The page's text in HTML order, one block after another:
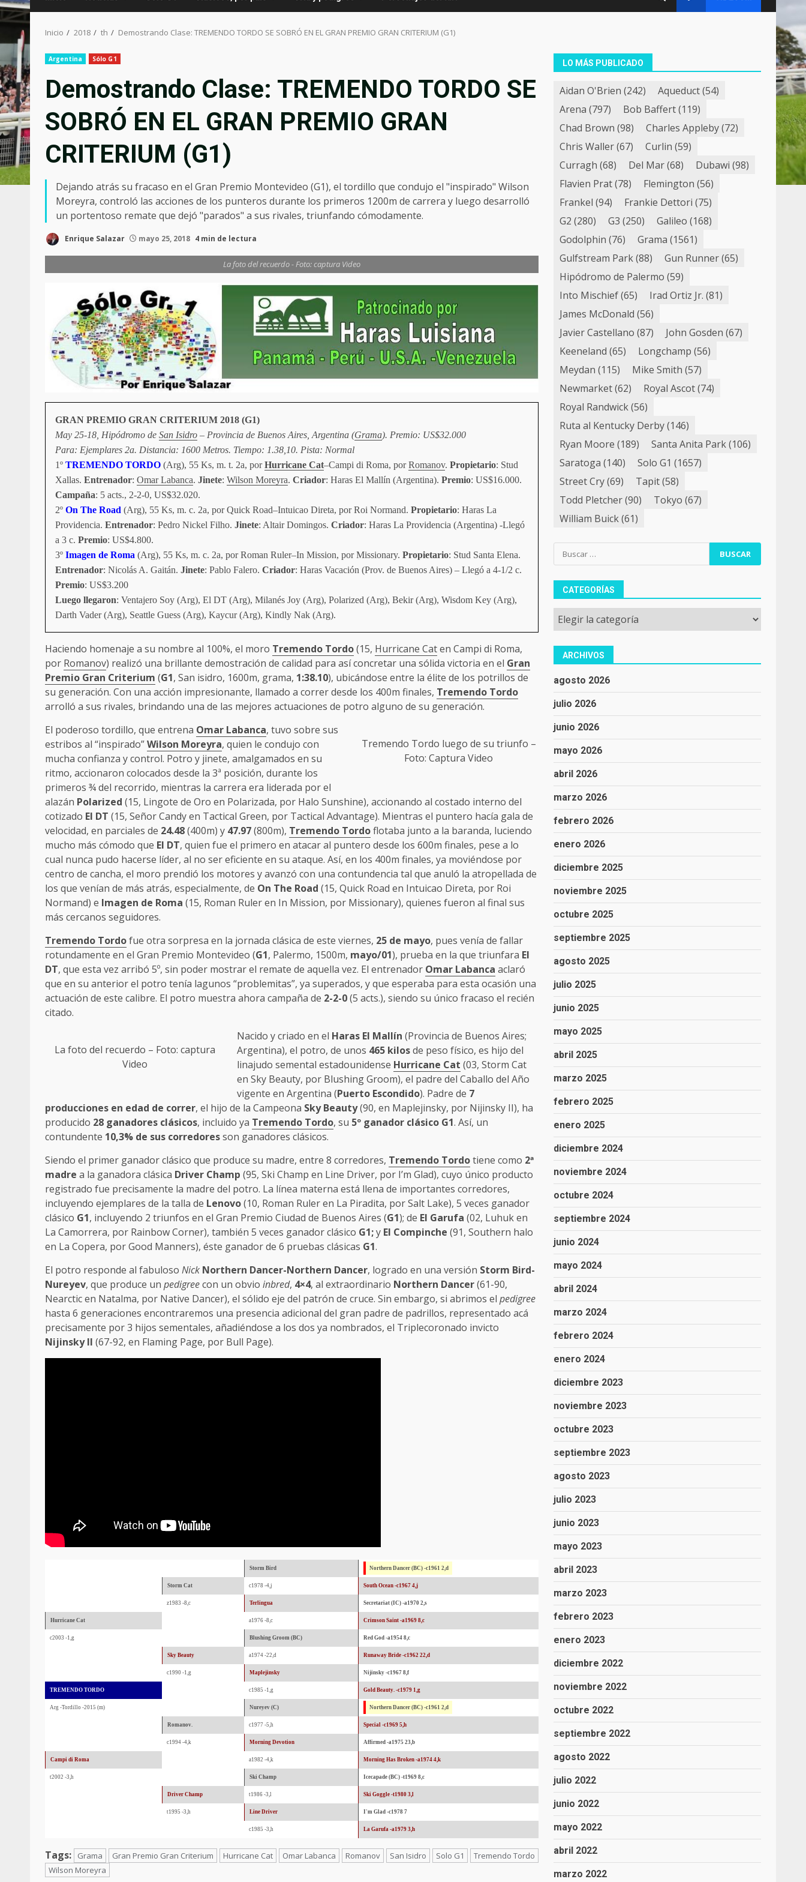
Inicio 2018 th Demostrando Clase: TREMENDO TORDO SE SOBRÓ EN EL GRAN PREMIO GRAN CRITERIUM (G1)
Argentina Sólo G1
Demostrando Clase: TREMENDO TORDO SE
SOBRÓ EN EL GRAN PREMIO GRAN
CRITERIUM (G1)
Dejando atrás su fracaso en el Gran Premio Montevideo (G1), el tordillo que condujo el "inspirado" Wilson
Moreyra, controló las acciones de los punteros durante los primeros 1200m de carrera y luego desarrolló
un portentoso remate que dejó "parados" a sus rivales, triunfando cómodamente.
Enrique Salazar mayo 25, 2018 4 min de lectura
La foto del recuerdo - Foto: captura Video
GRAN PREMIO GRAN CRITERIUM 2018 (G1)
May 25-18, Hipódromo de San Isidro – Provincia de Buenos Aires, Argentina (Grama). Premio: US$32.000
Para: Ejemplares 2a. Distancia: 1600 Metros. Tiempo: 1.38,10. Pista: Normal
1º TREMENDO TORDO (Arg), 55 Ks, m. t. 2a, porHurricane Cat–Campi di Roma, porRomanov. Propietario: Stud
Xallas. Entrenador: Omar Labanca. Jinete: Wilson Moreyra. Criador: Haras El Mallín (Argentina). Premio: US$16.000.
Campaña: 5 acts., 2-2-0, US$32.020.
2º On The Road (Arg), 55 Ks, m. c. 2a, por Quick Road–Intuicao Direta, por Roi Normand. Propietario: Haras La
Providencia. Entrenador: Pedro Nickel Filho. Jinete: Altair Domingos. Criador: Haras La Providencia (Argentina) -Llegó
a 3 c. Premio: US$4.800.
3º Imagen de Roma (Arg), 55 Ks, m. c. 2a, por Roman Ruler–In Mission, por Missionary. Propietario: Stud Santa Elena.
Entrenador: Nicolás A. Gaitán. Jinete: Pablo Falero. Criador: Haras Vacación (Prov. de Buenos Aires) – Llegó a 4-1/2 c.
Premio: US$3.200
Luego llegaron: Ventajero Soy (Arg), El DT (Arg), Milanés Joy (Arg), Polarized (Arg), Bekir (Arg), Wisdom Key (Arg),
Darth Vader (Arg), Seattle Guess (Arg), Kaycur (Arg), Kindly Nak (Arg).
Haciendo homenaje a su nombre al 100%, el moro Tremendo Tordo(15, Hurricane Caten Campi di Roma,
por Romanov) realizó una brillante demostración de calidad para así concretar una sólida victoria en el Gran
Premio Gran Criterium (G1, San isidro, 1600m, grama, 1:38.10), ubicándose entre la élite de los potrillos de
su generación. Con una acción impresionante, llamado a correr desde los 400m finales, Tremendo Tordo
arrolló a sus rivales, brindando una de las mejores actuaciones de potro alguno de su generación.
Tremendo Tordo luego de su triunfo –
Foto: Captura Video
El poderoso tordillo, que entrena Omar Labanca, tuvo sobre sus
estribos al “inspirado”Wilson Moreyra, quien le condujo con
mucha confianza y control. Potro y jinete, amalgamados en su
ritmo, accionaron colocados desde la 3ª posición, durante los
primeros ¾ del recorrido, mientras la carrera era liderada por el
alazán Polarized (15, Lingote de Oro en Polarizada, por Halo Sunshine), accionando al costado interno del
cotizado El DT (15, Señor Candy en Tactical Green, por Tactical Advantage). Mientras el puntero hacía gala de
velocidad, en parciales de 24.48(400m) y 47.97(800m), Tremendo Tordoflotaba junto a la baranda, luciendo
mucho más cómodo que El DT, quien fue el primero en atacar al puntero desde los 600m finales, pese a lo
cual nunca pudo hacerse líder, al no ser eficiente en su ataque. Así, en los 400m finales, ya moviéndose por
centro de cancha, el moro prendió los motores y avanzó con una contundencia tal que anuló la atropellada de
los que venían de más atrás, especialmente, de On The Road (15, Quick Road en Intuicao Direta, por Roi
Normand) e Imagen de Roma (15, Roman Ruler en In Mission, por Missionary), quienes fueron al final sus
más cercanos seguidores.
Tremendo Tordofue otra sorpresa en la jornada clásica de este viernes, 25 de mayo, pues venía de fallar
rotundamente en el Gran Premio Montevideo (G1, Palermo, 1500m, mayo/01), prueba en la que triunfara El
DT, que esta vez arribó 5º, sin poder mostrar el remate de aquella vez. El entrenador Omar Labanca aclaró
que en su anterior el potro tenía lagunos “problemitas”, ya superados, y que esperaba para esta ocasión una
actuación de este calibre. El potro muestra ahora campaña de 2-2-0(5 acts.), siendo su único fracaso el recién
citado.
La foto del recuerdo – Foto: captura
Video
Nacido y criado en el Haras El Mallín (Provincia de Buenos Aires;
Argentina), el potro, de unos 465 kilosde peso físico, es hijo del
linajudo semental estadounidense Hurricane Cat (03, Storm Cat
en Sky Beauty, por Blushing Groom), el padre del Caballo del Año
vigente en Argentina (Puerto Escondido). Padre de 7
producciones en edad de correr, el hijo de la Campeona Sky Beauty(90, en Maplejinsky, por Nijinsky II), ha
producido 28 ganadores clásicos, incluido ya Tremendo Tordo, su 5º ganador clásico G1. Así, un
contundente 10,3% de sus corredoresson ganadores clásicos.
Siendo el primer ganador clásico que produce su madre, entre 8 corredores, Tremendo Tordotiene como 2ª
madre a la ganadora clásica Driver Champ (95, Ski Champ en Line Driver, por I’m Glad), cuyo único producto
registrado fue precisamente la madre del potro. La línea materna está llena de importantes corredores,
incluyendo ejemplares de la talla de Lenovo(10, Roman Ruler en La Piradita, por Salt Lake), 5 veces ganador
clásico G1, incluyendo 2 triunfos en el Gran Premio Ciudad de Buenos Aires (G1); de El Garufa (02, Luhuk en
La Camorrera, por Rainbow Corner), también 5 veces ganador clásico G1;y El Compinche (91, Southern halo
en La Copera, por Good Manners), éste ganador de 6 pruebas clásicas G1.
El potro responde al fabuloso Nick Northern Dancer-Northern Dancer, logrado en una versión Storm Bird-
Nureyev, que produce un pedigreecon un obvio inbred, 4×4, al extraordinario Northern Dancer(61-90,
Nearctic en Natalma, por Native Dancer), el sólido eje del patrón de cruce. Sin embargo, si abrimos el pedigree
hasta 6 generaciones encontraremos una presencia adicional del gran padre de padrillos, representado acá
precisamente por 3 hijos sementales, añadiéndose a los dos ya nombrados, el Triplecoronado invicto
Nijinsky II (67-92, en Flaming Page, por Bull Page).
Storm Bird Northern Dancer (BC) -c1961 2,d
Storm Cat c1978 -4,j South Ocean -c1967 4,j
z1983 -8,c Terlingua Secretariat (IC) -a1970 2,s
Hurricane Cat a1976 -8,c Crimson Saint -a1969 8,c
c2003 -1,g Blushing Groom (BC) Red God -a1954 8,c
Sky Beauty a1974 -22,d Runaway Bride -c1962 22,d
c1990 -1,g Maplejinsky Nijinsky -c1967 8,f
TREMENDO TORDO c1985 -1,g Gold Beauty. -c1979 1,g
Arg -Tordillo -2015 (m) Nureyev (C) Northern Dancer (BC) -c1961 2,d
Romanov. c1977 -5,h Special -c1969 5,h
c1994 -4,k Morning Devotion Affirmed -a1975 23,b
Campi di Roma a1982 -4,k Morning Has Broken -a1974 4,k
t2002 -3,h Ski Champ Icecapade (BC) -t1969 8,c
Driver Champ t1986 -3,l Ski Goggle -t1980 3,l
t1995 -3,h Line Driver I'm Glad -c1978 7
c1985 -3,h La Garufa -a1979 3,h
Tags: Grama Gran Premio Gran Criterium Hurricane Cat Omar Labanca Romanov San Isidro Solo G1
Tremendo Tordo
Wilson Moreyra
LO MÁS PUBLICADO
Aidan O'Brien (242) Aqueduct(54)
Arena (797) Bob Baffert(119)
Chad Brown (98) Charles Appleby(72)
Chris Waller(67) Curlin (59)
Curragh (68) Del Mar(68) Dubawi (98)
Flavien Prat(78) Flemington (56)
Frankel (94) Frankie Dettori (75)
G2 (280) G3 (250) Galileo (168)
Godolphin (76) Grama (1561)
Gulfstream Park(88) Gun Runner(65)
Hipódromo de Palermo (59)
Into Mischief(65) Irad Ortiz Jr. (81)
James McDonald (56)
Javier Castellano (87) John Gosden (67)
Keeneland (65) Longchamp (56)
Meydan (115) Mike Smith (57)
Newmarket(62) Royal Ascot(74)
Royal Randwick(56)
Ruta al Kentucky Derby(146)
Ryan Moore (189) Santa Anita Park(106)
Saratoga (140) Solo G1 (1657)
Street Cry(69) Tapit(58)
Todd Pletcher(90) Tokyo (67)
William Buick(61)
Buscar:
CATEGORÍAS
Categorías
ARCHIVOS
agosto 2026
julio 2026
junio 2026
mayo 2026
abril 2026
marzo 2026
febrero 2026
enero 2026
diciembre 2025
noviembre 2025
octubre 2025
septiembre 2025
agosto 2025
julio 2025
junio 2025
mayo 2025
abril 2025
marzo 2025
febrero 2025
enero 2025
diciembre 2024
noviembre 2024
octubre 2024
septiembre 2024
junio 2024
mayo 2024
abril 2024
marzo 2024
febrero 2024
enero 2024
diciembre 2023
noviembre 2023
octubre 2023
septiembre 2023
agosto 2023
julio 2023
junio 2023
mayo 2023
abril 2023
marzo 2023
febrero 2023
enero 2023
diciembre 2022
noviembre 2022
octubre 2022
septiembre 2022
agosto 2022
julio 2022
junio 2022
mayo 2022
abril 2022
marzo 2022